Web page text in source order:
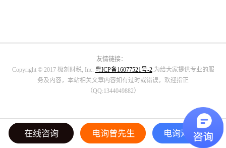
友情链接：
Copyright © 2017 极刻财税, Inc. 粤ICP备16077521号-2.为给大家提供专业的服
务及内容，本站相关文章内容如有过时或错误，欢迎指正
（QQ:1344049882）
在线咨询 电询曾先生 电询邓小姐